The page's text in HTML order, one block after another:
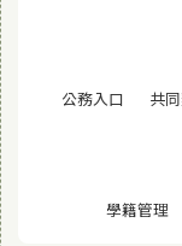
公務入口 (另開視
共
學籍管理(